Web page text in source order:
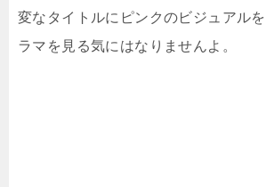
変なタイトルにピンクのビジュアル
ラマを見る気にはなりませんよ。